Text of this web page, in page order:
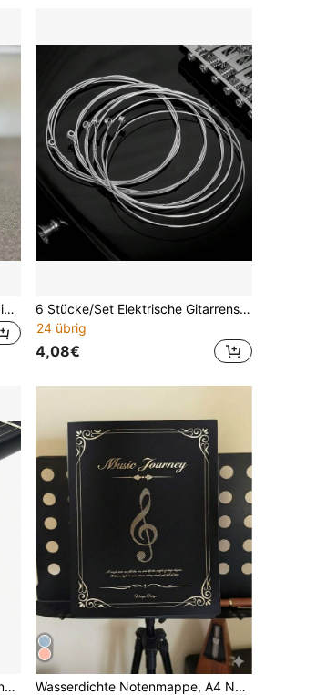
1 Stück/2 Stücke schwarzer einzigartiger 3D-gedruckter Mini-Gitarrenverstärker-Plektrenhalter, cooles Gitarrenzubehör, kompakte Plektrenaufbewahrung, Mini-Gitarrenverstärker-Plektrenhalter/Miwayer-Gitarrenplektrenhalter/großvolumiger tragbarer Verstärker-förmiger Gitarrenplektrenhalter mit 5 Fächern, geeignet für die Schulanfangszeit, Geschenk für Gitarren-Enthusiasten-Freunde (Plektren nicht enthalten)
6 Stücke/Set Elektrische Gitarrensaiten - Nickel beschichtet Hochkohlenstoffstahl - Legierung ummantelte Saiten - Premium Stahlkern - Geeignet für Anfänger, Saiten enthalten keine Nummerierung
24 übrig
4,08€
HOKE Gitarren Capo, kompakt und tragbar, aus ABS-Material mit guter Festigkeit und Abriebfestigkeit, Gitarren Akkordpresse, Musikinstrumente, Gitarre Wasserdichte Notenmappe, A4 Notenmappe, wasserdicht, blendfrei, 100 Blatt Noten, geeignet für Klavier, Gitarre, Flöte und andere Instrumente, perfekt für Schüler, Interpreten, Bands, Chöre, Clubs und Künstler